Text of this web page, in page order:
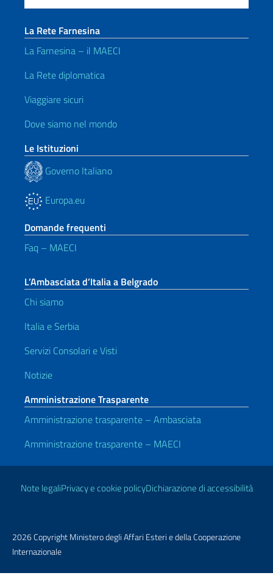
La Rete Farnesina
La Farnesina – il MAECI
La Rete diplomatica
Viaggiare sicuri
Dove siamo nel mondo
Le Istituzioni
Governo Italiano
Europa.eu
Domande frequenti
Faq – MAECI
L’Ambasciata d’Italia a Belgrado
Chi siamo
Italia e Serbia
Servizi Consolari e Visti
Notizie
Amministrazione Trasparente
Amministrazione trasparente – Ambasciata
Amministrazione trasparente – MAECI
Link Utili
Note legaliPrivacy e cookie policyDichiarazione di accessibilità
2026 Copyright Ministero degli Affari Esteri e della Cooperazione
Internazionale